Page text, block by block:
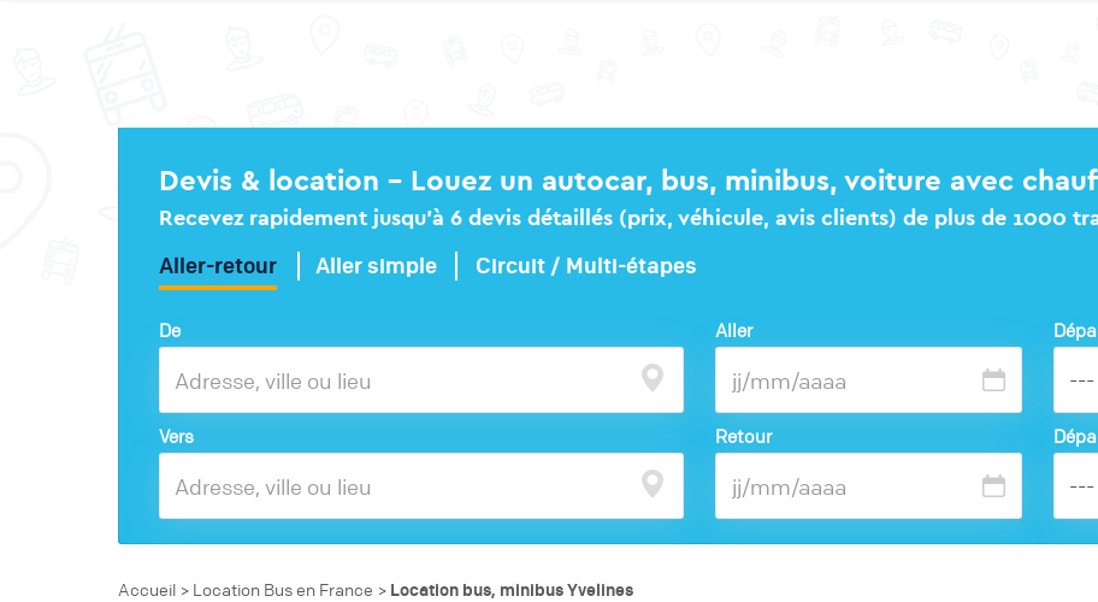
Devis & location – Louez un autocar, bus, minibus, voiture avec
Recevez rapidement jusqu’à 6 devis détaillés (prix, véhicule, avis clients) de plus de 1000
Aller-retour Aller simple Circuit / Multi-étapes
De
Vers
Aller
Retour
Accueil > Location Bus en France > Location bus, minibus Yvelines